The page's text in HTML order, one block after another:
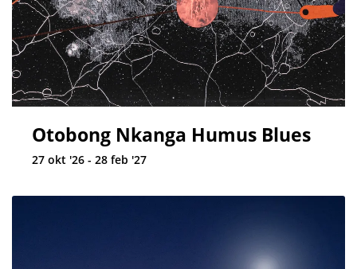
Otobong Nkanga Humus Blues
27 okt '26 - 28 feb '27